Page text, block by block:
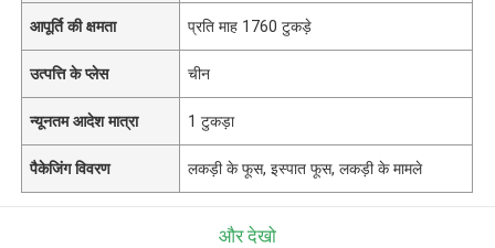
आपूर्ति की क्षमता प्रति माह 1760 टुकड़े
उत्पत्ति के प्लेस चीन
न्यूनतम आदेश मात्रा 1 टुकड़ा
पैकेजिंग विवरण लकड़ी के फूस, इस्पात फूस, लकड़ी के मामले
और देखो